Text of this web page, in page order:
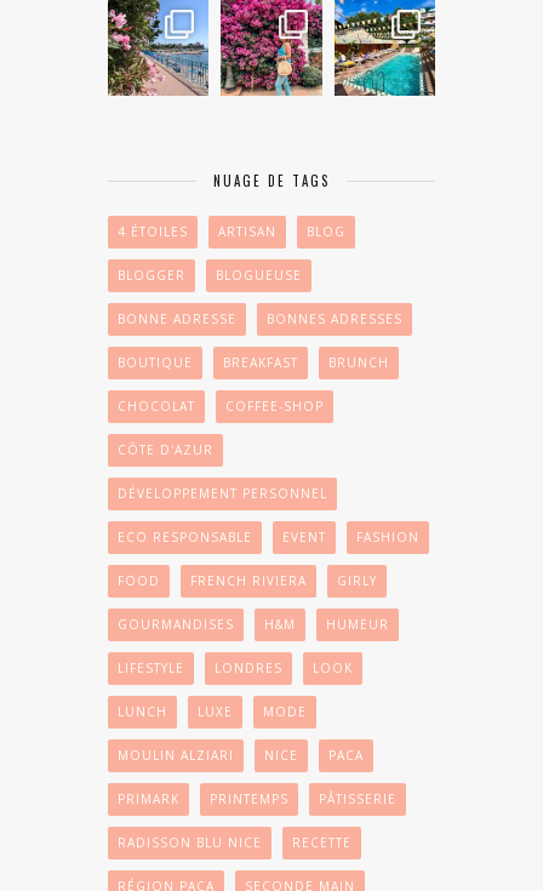
NUAGE DE TAGS
4 ÉTOILES ARTISAN BLOG
BLOGGER BLOGUEUSE
BONNE ADRESSE BONNES ADRESSES
BOUTIQUE BREAKFAST BRUNCH
CHOCOLAT COFFEE-SHOP
CÔTE D'AZUR
DÉVELOPPEMENT PERSONNEL
ECO RESPONSABLE EVENT FASHION
FOOD FRENCH RIVIERA GIRLY
GOURMANDISES H&M HUMEUR
LIFESTYLE LONDRES LOOK
LUNCH LUXE MODE
MOULIN ALZIARI NICE PACA
PRIMARK PRINTEMPS PÂTISSERIE
RADISSON BLU NICE RECETTE
RÉGION PACA SECONDE MAIN